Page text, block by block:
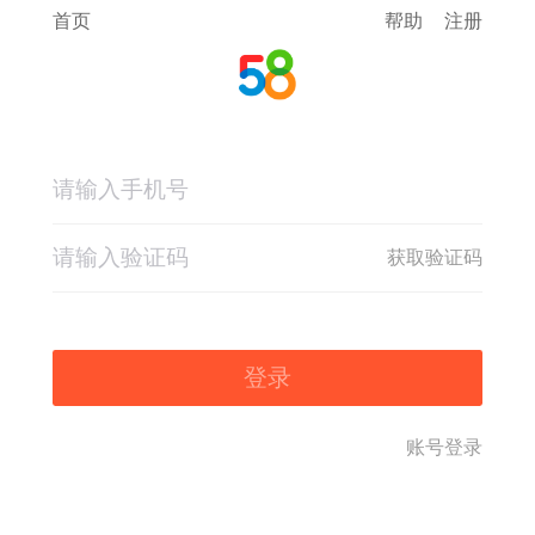
首页 帮助 注册
获取验证码
登录
账号登录